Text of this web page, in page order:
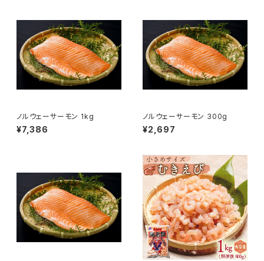
ノルウェーサーモン 1kg
¥7,386
ノルウェーサーモン 300g
¥2,697